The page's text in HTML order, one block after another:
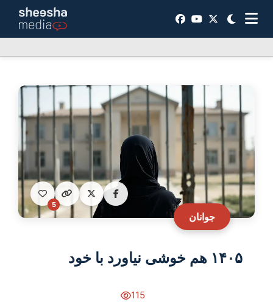
جوانان
5
۱۴۰۵ هم خوشی نیاورد با خود
115